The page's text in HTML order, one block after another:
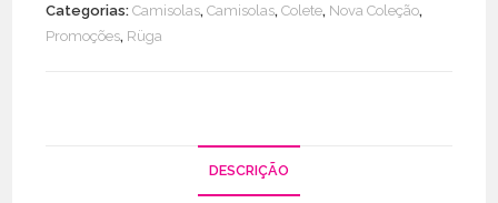
Botões
Categorias:Camisolas,Camisolas,Colete, Nova Coleção,
Promoções, Rüga
DESCRIÇÃO